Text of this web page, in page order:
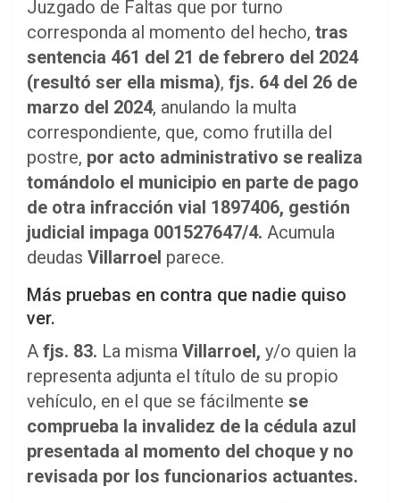
Juzgado de Faltas que por turno
corresponda al momento del hecho, tras
sentencia 461 del 21 de febrero del 2024
(resultó ser ella misma), fjs. 64 del 26 de
marzo del 2024, anulando la multa
correspondiente, que, como frutilla del
postre, por acto administrativo se realiza
tomándolo el municipio en parte de pago
de otra infracción vial 1897406, gestión
judicial impaga 001527647/4. Acumula
deudas Villarroel parece.
Más pruebas en contra que nadie quiso
ver.
A fjs. 83. La misma Villarroel, y/o quien la
representa adjunta el título de su propio
vehículo, en el que se fácilmente se
comprueba la invalidez de la cédula azul
presentada al momento del choque y no
revisada por los funcionarios actuantes.